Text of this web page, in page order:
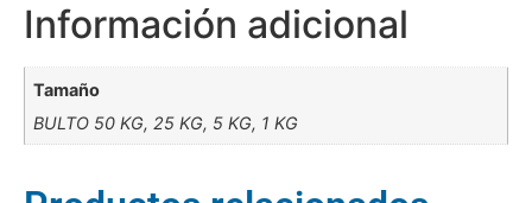
Información adicional
Tamaño
BULTO 50 KG, 25 KG, 5 KG, 1 KG